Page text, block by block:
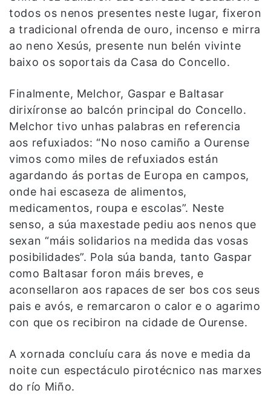
todos os nenos presentes neste lugar, fixeron
a tradicional ofrenda de ouro, incenso e mirra
ao neno Xesús, presente nun belén vivinte
baixo os soportais da Casa do Concello.
Finalmente, Melchor, Gaspar e Baltasar
dirixíronse ao balcón principal do Concello.
Melchor tivo unhas palabras en referencia
aos refuxiados: “No noso camiño a Ourense
vimos como miles de refuxiados están
agardando ás portas de Europa en campos,
onde hai escaseza de alimentos,
medicamentos, roupa e escolas”. Neste
senso, a súa maxestade pediu aos nenos que
sexan “máis solidarios na medida das vosas
posibilidades”. Pola súa banda, tanto Gaspar
como Baltasar foron máis breves, e
aconsellaron aos rapaces de ser bos cos seus
pais e avós, e remarcaron o calor e o agarimo
con que os recibiron na cidade de Ourense.
A xornada concluíu cara ás nove e media da
noite cun espectáculo pirotécnico nas marxes
do río Miño.